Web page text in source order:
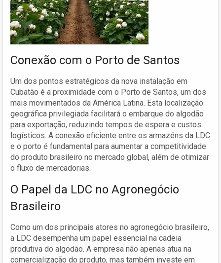
Conexão com o Porto de Santos
Um dos pontos estratégicos da nova instalação em
Cubatão é a proximidade com o Porto de Santos, um dos
mais movimentados da América Latina. Esta localização
geográfica privilegiada facilitará o embarque do algodão
para exportação, reduzindo tempos de espera e custos
logísticos. A conexão eficiente entre os armazéns da LDC
e o porto é fundamental para aumentar a competitividade
do produto brasileiro no mercado global, além de otimizar
o fluxo de mercadorias.
O Papel da LDC no Agronegócio
Brasileiro
Como um dos principais atores no agronegócio brasileiro,
a LDC desempenha um papel essencial na cadeia
produtiva do algodão. A empresa não apenas atua na
comercialização do produto, mas também investe em